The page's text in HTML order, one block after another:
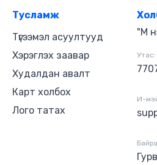
Тусламж
Түгээмэл асуултууд
Хэрэглэх заавар
Худалдан авалт
Карт холбох
Лого татах
"М
Утас:
И-